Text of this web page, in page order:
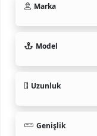
Marka
Model
Uzunluk
Genişlik